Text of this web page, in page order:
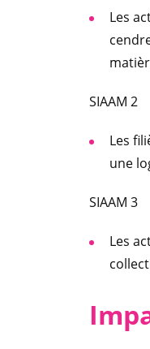
Les
SIAAM 2
Les
une
SIAAM 3
Les